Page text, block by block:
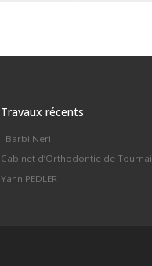
Travaux récents
I Barbi Neri
Cabinet d’Orthodontie de Tournai
Yann PEDLER